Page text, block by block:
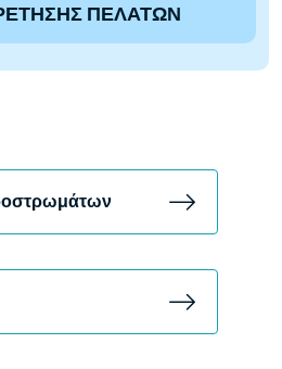
ΠΕΛΑΤΩΝ